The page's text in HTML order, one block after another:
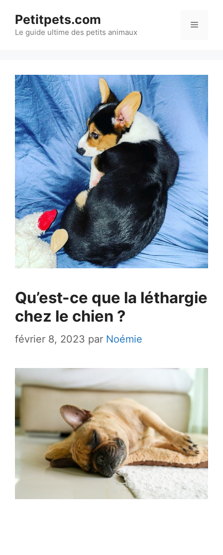
contenu
Petitpets.com
Le guide ultime des petits animaux
Menu
Qu’est-ce que la léthargie
chez le chien ?
février 8, 2023 par Noémie